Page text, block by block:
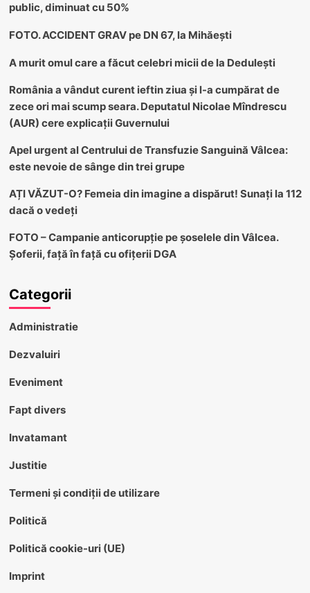
public, diminuat cu 50%
FOTO. ACCIDENT GRAV pe DN 67, la Mihăești
A murit omul care a făcut celebri micii de la Dedulești
România a vândut curent ieftin ziua și l-a cumpărat de
zece ori mai scump seara. Deputatul Nicolae Mîndrescu
(AUR) cere explicații Guvernului
Apel urgent al Centrului de Transfuzie Sanguină Vâlcea:
este nevoie de sânge din trei grupe
AȚI VĂZUT-O? Femeia din imagine a dispărut! Sunați la 112
dacă o vedeți
FOTO – Campanie anticorupție pe șoselele din Vâlcea.
Șoferii, față în față cu ofițerii DGA
Categorii
Administratie
Dezvaluiri
Eveniment
Fapt divers
Invatamant
Justitie
Termeni și condiții de utilizare
Politică
Politică cookie-uri (UE)
Imprint